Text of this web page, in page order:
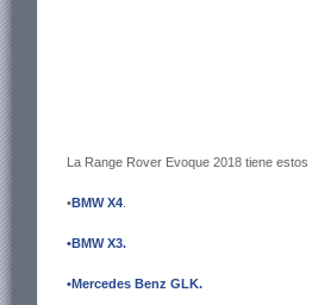
La Range Rover Evoque 2018 tiene estos
•BMW X4
•BMW X3.
•Mercedes Benz GLK.